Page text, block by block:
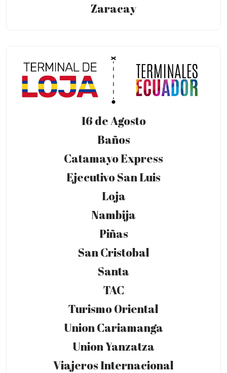
Zaracay
16 de Agosto
Baños
Catamayo Express
Ejecutivo San Luis
Loja
Nambija
Piñas
San Cristobal
Santa
TAC
Turismo Oriental
Union Cariamanga
Union Yanzatza
Viajeros Internacional